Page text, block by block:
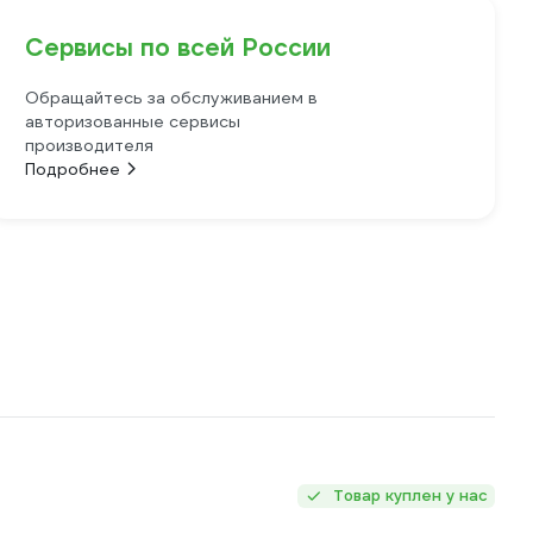
Сервисы по всей России
Обращайтесь за обслуживанием в
авторизованные сервисы
производителя
Подробнее
Товар куплен у нас